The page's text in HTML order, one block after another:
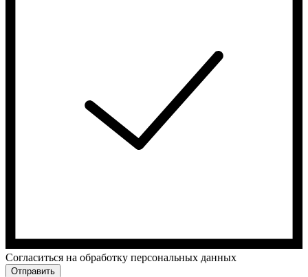
Cогласиться на обработку персональных данных
Отправить